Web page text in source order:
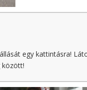
egy kattintásra!
között!